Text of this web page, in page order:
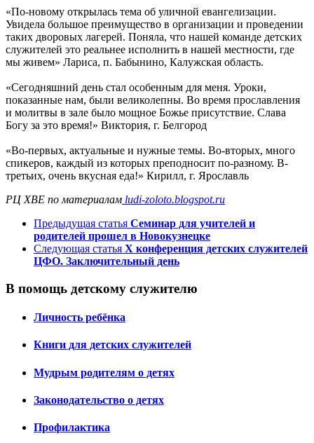
«По-новому открылась тема об уличной евангелизации.
Увидела большое преимущество в организации и проведении
таких дворовых лагерей. Поняла, что нашей команде детских
служителей это реальнее исполнить в нашей местности, где
мы живем» Лариса, п. Бабынино, Калужская область.
«Сегодняшний день стал особенным для меня. Уроки,
показанные нам, были великолепны. Во время прославления
и молитвы в зале было мощное Божье присутствие. Слава
Богу за это время!» Виктория, г. Белгород
«Во-первых, актуальные и нужные темы. Во-вторых, много
спикеров, каждый из которых преподносит по-разному. В-
третьих, очень вкусная еда!» Кирилл, г. Ярославль
РЦ ХВЕ по материалам ludi-zoloto.blogspot.ru
Предыдущая статья Семинар для учителей и
родителей прошел в Новокузнецке
Следующая статья X конференция детских служителей
ЦФО. Заключительный день
В помощь детскому служителю
Личность ребёнка
Книги для детских служителей
Мудрым родителям о детях
Законодательство о детях
Профилактика